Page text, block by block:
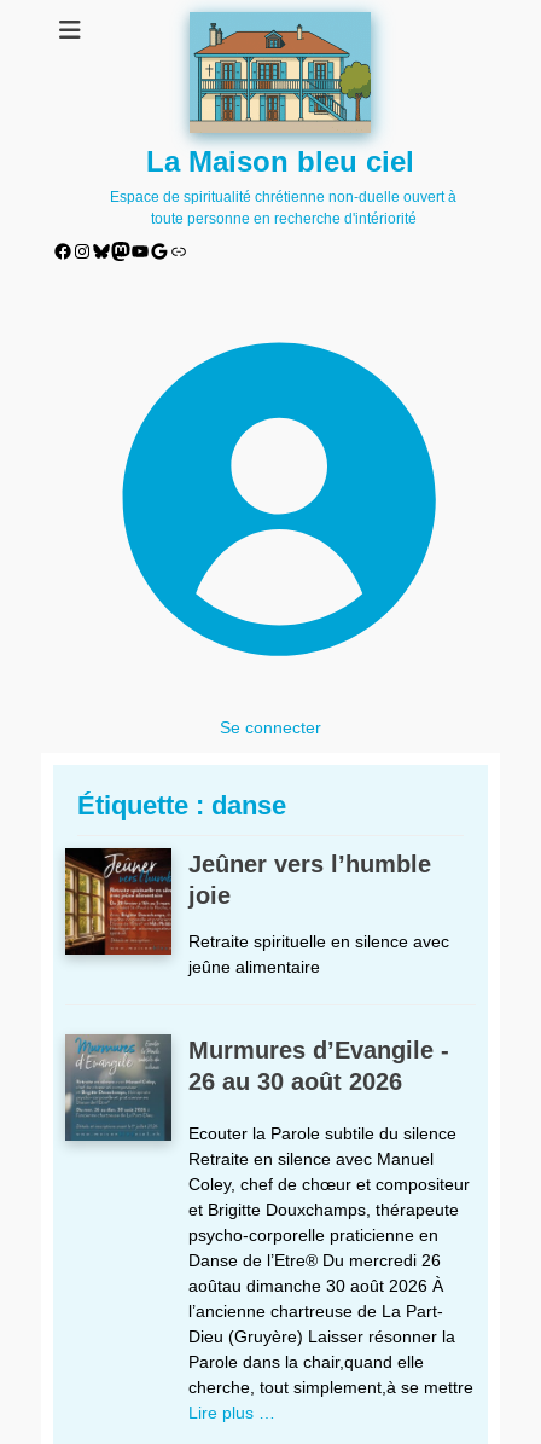
La Maison bleu ciel
Espace de spiritualité chrétienne non-duelle ouvert à
toute personne en recherche d'intériorité
Facebook
Instagram
Bluesky
Mastodon
YouTube
Google
Lien
Se connecter
Étiquette : danse
Jeûner vers l’humble
joie
Retraite spirituelle en silence avec
jeûne alimentaire
Murmures d’Evangile -
26 au 30 août 2026
Ecouter la Parole subtile du silence
Retraite en silence avec Manuel
Coley, chef de chœur et compositeur
et Brigitte Douxchamps, thérapeute
psycho-corporelle praticienne en
Danse de l’Etre® Du mercredi 26
aoûtau dimanche 30 août 2026 À
l’ancienne chartreuse de La Part-
Dieu (Gruyère) Laisser résonner la
Parole dans la chair,quand elle
cherche, tout simplement,à se mettre
Lire plus …